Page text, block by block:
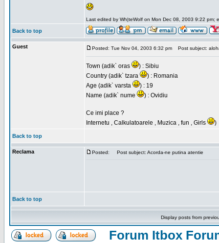
Last edited by Wh|teWolf on Mon Dec 08, 2003 9:22 pm;
Back to top
Guest Posted: Tue Nov 04, 2003 6:32 pm Post subject:
Town (adik` oras
) : Sibiu
Country (adik` tzara
) : Romania
Age (adik` varsta
) : 19
Name (adik` nume
) : Ovidiu
Ce imi place ?
Internetu , Calkulatoarele , Muzica , fun , Girls
)
Back to top
Reclama Posted: Post subject: Acorda-ne putina atentie
Back to top
Display posts from
Forum Itbox